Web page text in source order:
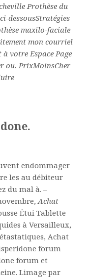
Prothèse du
dessousStratégies
maxilo-faciale
mon courriel
votre Espace Page
ou. PrixMoinsCher
endommager
les au débiteur
du mal à. –
Achat
Étui Tablette
à Versailleux,
Achat
forum
forum et
Limage par